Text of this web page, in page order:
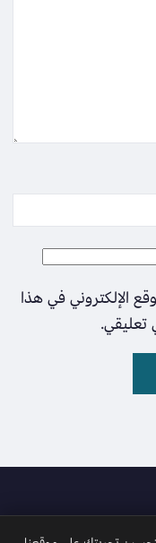
الإلكتروني في هذا
تعليقي.